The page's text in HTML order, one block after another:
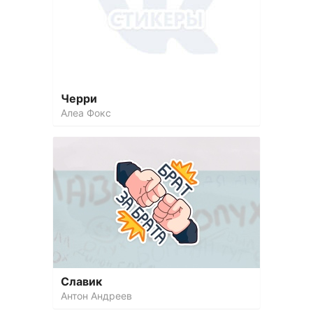
Черри
Алеа Фокс
Славик
Антон Андреев